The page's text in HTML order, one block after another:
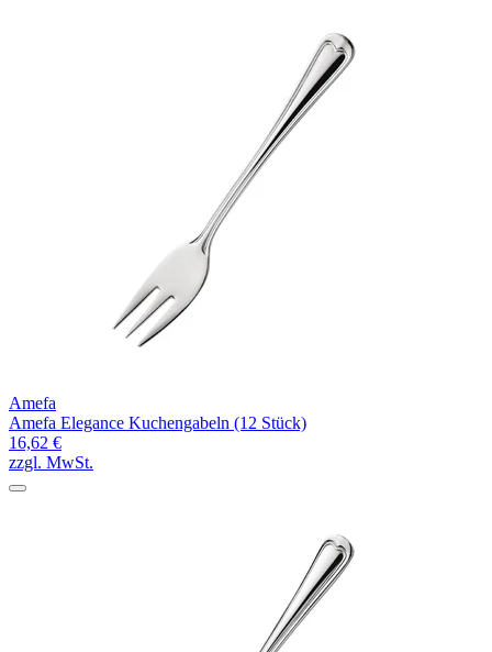
Amefa
Amefa Elegance Kuchengabeln (12 Stück)
16,62 €
zzgl. MwSt.